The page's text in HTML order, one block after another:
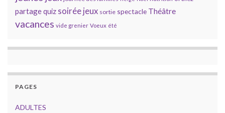
partagequiz soirée jeux sortie spectacle Théâtre
vacances vide grenier Voeux été
PAGES
ADULTES